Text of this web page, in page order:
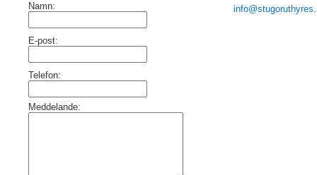
Namn:
E-post:
Telefon:
Meddelande: